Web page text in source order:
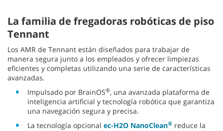
La familia de fregadoras robóticas de piso
Tennant
Los AMR de Tennant están diseñados para trabajar de
manera segura junto a los empleados y ofrecer limpiezas
eficientes y completas utilizando una serie de características
avanzadas.
Impulsado por BrainOS®, una avanzada plataforma de
inteligencia artificial y tecnología robótica que garantiza
una navegación segura y precisa.
La tecnología opcional ec-H2O NanoClean® reduce la